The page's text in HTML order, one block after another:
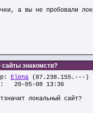
а вы не пробовали
сайты знакомств?
Elena (87.238.155.---)
20-05-08 13:36
локальный сайт?